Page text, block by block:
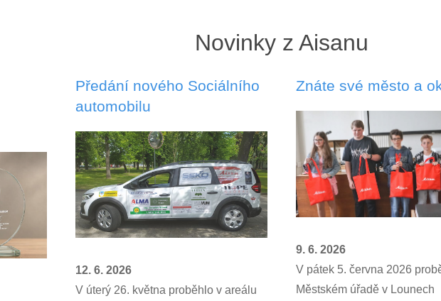
Novinky z Aisanu
Předání nového Sociálního
automobilu
12. 6. 2026
V úterý 26. května proběhlo v areálu
Znáte své město a
9. 6. 2026
V pátek 5. června 2026
Městském úřadě v Lounech